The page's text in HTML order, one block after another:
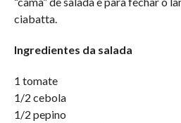
ciabatta.
Ingredientes da salada
1 tomate
1/2 cebola
1/2 pepino